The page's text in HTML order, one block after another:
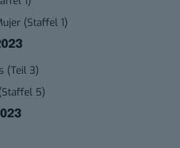
(Staffel 1)
(Teil 3)
5)